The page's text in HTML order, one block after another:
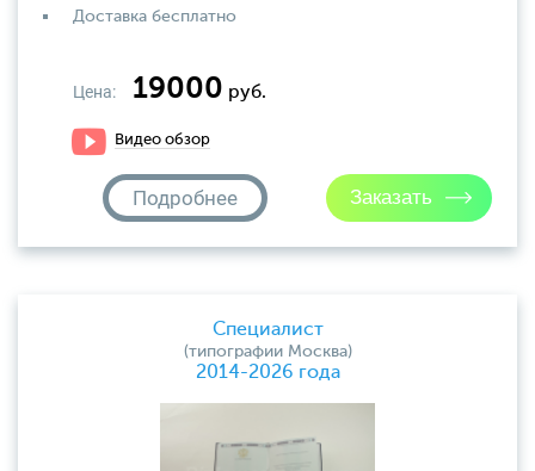
Доставка бесплатно
Цена: 19000 руб.
Видео обзор
Подробнее
Специалист
(типографии Москва)
2014-2026 года